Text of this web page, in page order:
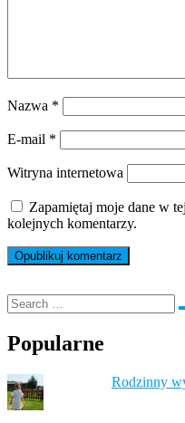
Nazwa *
E-mail *
Witryna internetowa
Zapamiętaj moje dane w
kolejnych komentarzy.
Popularne
Rodzinny